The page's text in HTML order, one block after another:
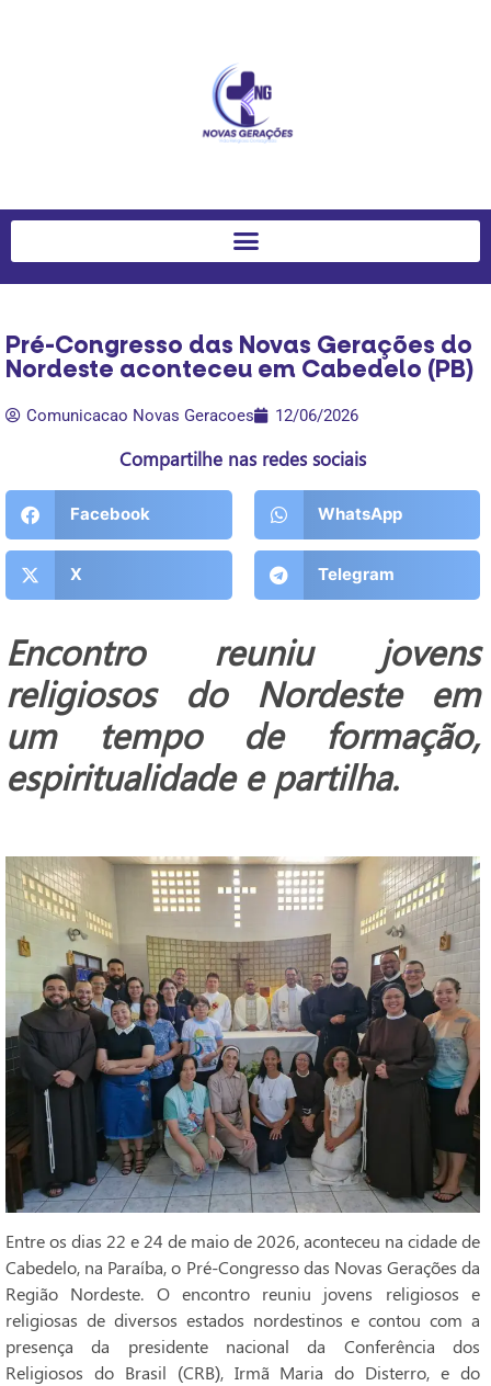
Pré-Congresso das Novas Gerações do
Nordeste aconteceu em Cabedelo (PB)
Comunicacao Novas Geracoes 12/06/2026
Compartilhe nas redes sociais
Facebook WhatsApp
X Telegram
Encontro reuniu jovens
religiosos do Nordeste em
um tempo de formação,
espiritualidade e partilha.
Entre os dias 22 e 24 de maio de 2026, aconteceu na cidade de
Cabedelo, na Paraíba, o Pré-Congresso das Novas Gerações da
Região Nordeste. O encontro reuniu jovens religiosos e
religiosas de diversos estados nordestinos e contou com a
presença da presidente nacional da Conferência dos
Religiosos do Brasil (CRB), Irmã Maria do Disterro, e do